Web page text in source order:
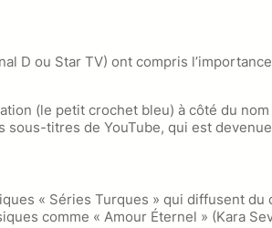
D ou Star TV) ont compris
(le petit crochet bleu) à côté du
titres de YouTube, qui est
« Séries Turques » qui diffusent
comme « Amour Éternel » (Kara